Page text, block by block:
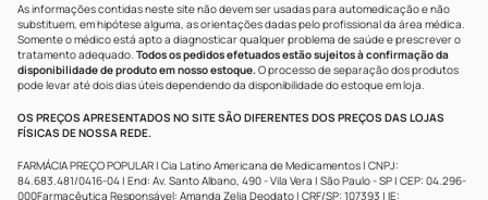
As informações contidas neste site não devem ser usadas para automedicação e não
substituem, em hipótese alguma, as orientações dadas pelo profissional da área médica.
Somente o médico está apto a diagnosticar qualquer problema de saúde e prescrever o
tratamento adequado. Todos os pedidos efetuados estão sujeitos à confirmação da
disponibilidade de produto em nosso estoque.O processo de separação dos produtos
pode levar até dois dias úteis dependendo da disponibilidade do estoque em loja.
OS PREÇOS APRESENTADOS NO SITE SÃO DIFERENTES DOS PREÇOS DAS LOJAS
FÍSICAS DE NOSSA REDE.
FARMÁCIA PREÇO POPULAR | Cia Latino Americana de Medicamentos | CNPJ:
84.683.481/0416-04 | End: Av. Santo Albano, 490 - Vila Vera | São Paulo - SP | CEP: 04.296-
000Farmacêutica Responsável: Amanda Zelia Deodato | CRF/SP: 107393 | IE: